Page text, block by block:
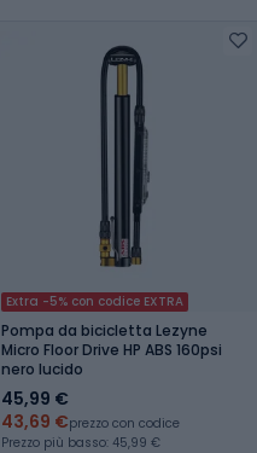
Extra -5% con codice EXTRA
Pompa da bicicletta Lezyne
Micro Floor Drive HP ABS 160psi
nero lucido
45,99 €
43,69 €prezzo con codice
Prezzo più basso: 45,99 €